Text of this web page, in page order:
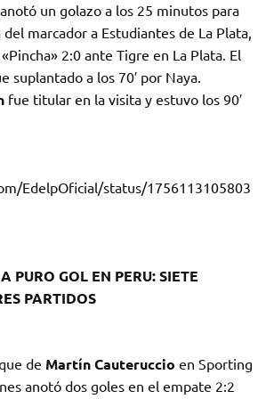
anotó un golazo a los 25 minutos para
marcador a Estudiantes de La Plata,
2:0 ante Tigre en La Plata. El
suplantado a los 70′ por Naya.
fue titular en la visita y estuvo los 90′
EdelpOficial/status/1756113105803
PURO GOL EN PERU: SIETE
PARTIDOS
de Martín Cauteruccio en Sporting
anotó dos goles en el empate 2:2